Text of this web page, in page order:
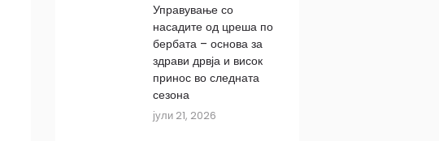
Управување со
насадите од цреша по
бербата – основа за
здрави дрвја и висок
принос во следната
сезона
јули 21, 2026